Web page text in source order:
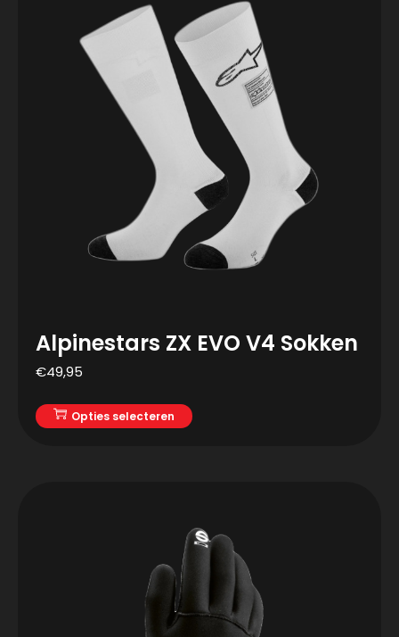
Alpinestars ZX EVO V4 Sokken
€49,95
Opties selecteren